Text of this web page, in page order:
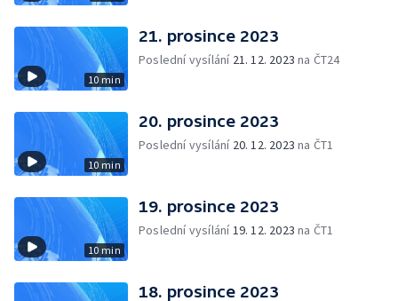
10 min
21. prosince 2023
Poslední vysílání 21. 12. 2023 na ČT24
10 min
20. prosince 2023
Poslední vysílání 20. 12. 2023 na ČT1
10 min
19. prosince 2023
Poslední vysílání19. 12. 2023 na ČT1
18. prosince 2023